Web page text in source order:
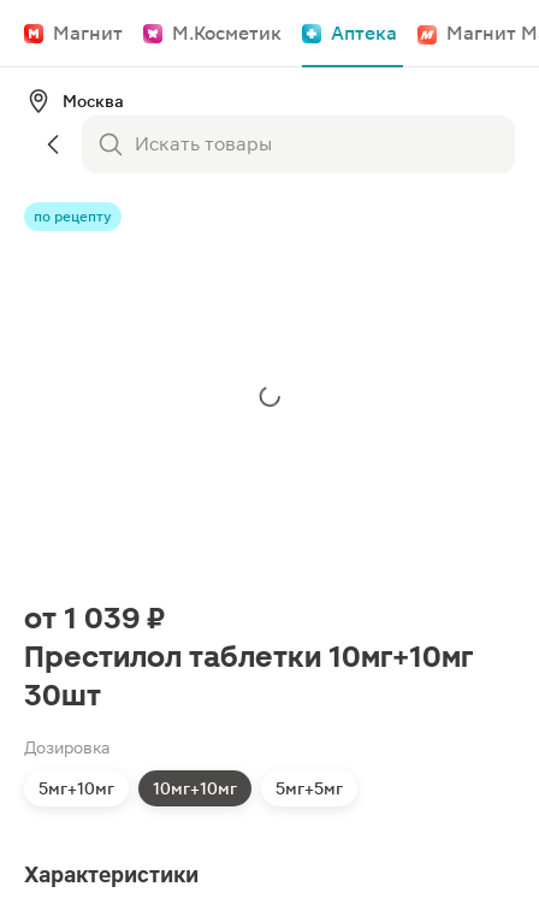
Магнит М.Косметик Аптека Магнит
Москва
по рецепту
от 1 039 ₽
Престилол таблетки 10мг+10мг
30шт
Дозировка
5мг+10мг 10мг+10мг 5мг+5мг
Характеристики